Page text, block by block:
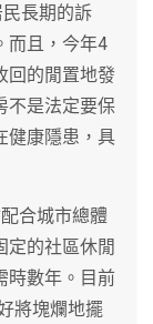
長期的訴
而且，今年4
回的閒置地發
不是法定要保
健康隱患，具
合城市總體
定的社區休閒
時數年。目前
將塊爛地擺